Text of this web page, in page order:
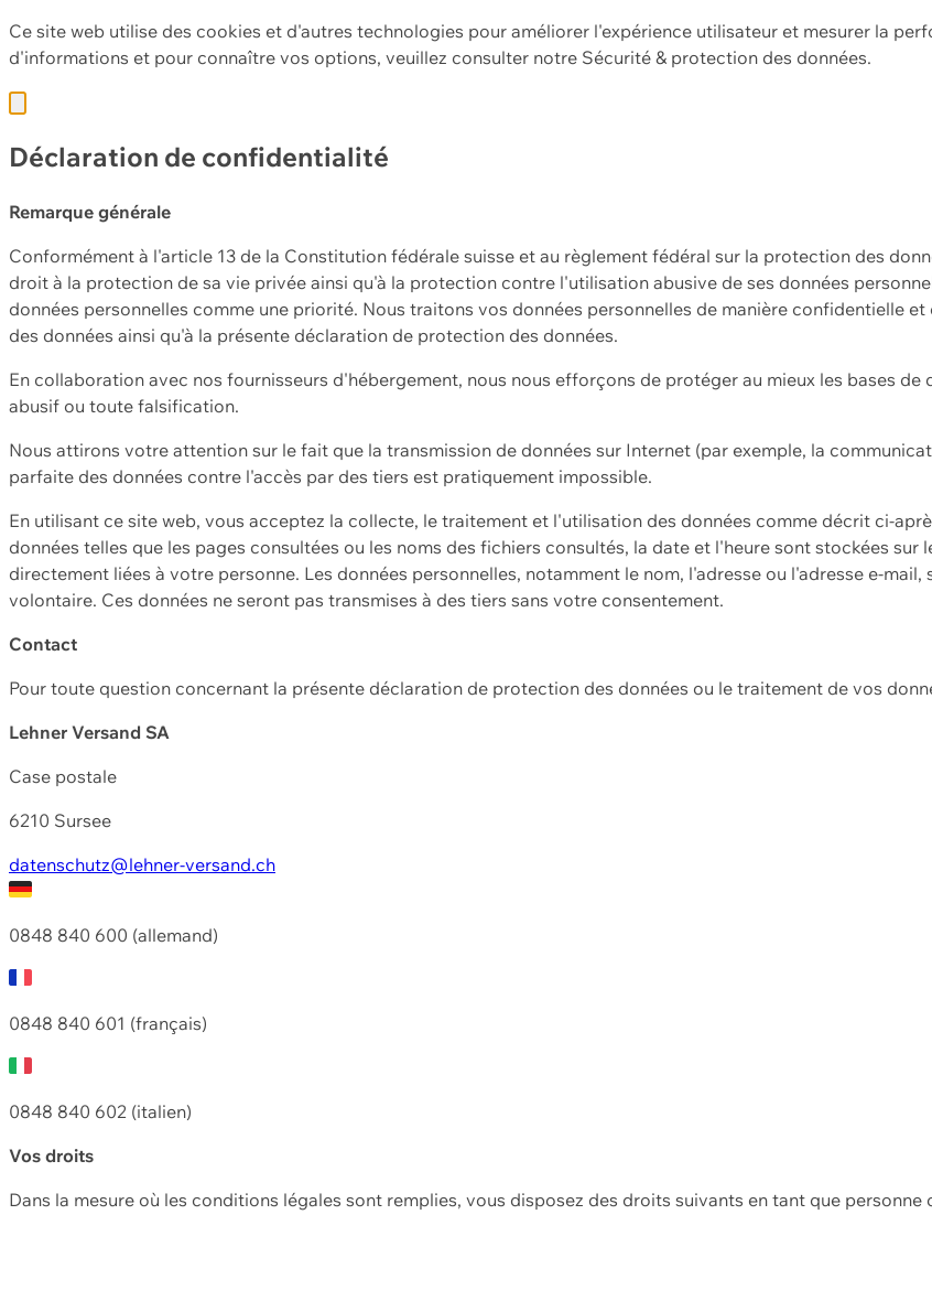
Ce site web utilise des cookies et d'autres technologies pour améliorer l'expérience utilisateur et mesurer la
d'informations et pour connaître vos options, veuillez consulter notre Sécurité & protection des données.
Déclaration de confidentialité
Remarque générale
Conformément à l'article 13 de la Constitution fédérale suisse et au règlement fédéral sur la protection des
droit à la protection de sa vie privée ainsi qu'à la protection contre l'utilisation abusive de ses données
données personnelles comme une priorité. Nous traitons vos données personnelles de manière confidentielle
des données ainsi qu'à la présente déclaration de protection des données.
En collaboration avec nos fournisseurs d'hébergement, nous nous efforçons de protéger au mieux les bases
abusif ou toute falsification.
Nous attirons votre attention sur le fait que la transmission de données sur Internet (par exemple, la
parfaite des données contre l'accès par des tiers est pratiquement impossible.
En utilisant ce site web, vous acceptez la collecte, le traitement et l'utilisation des données comme décrit ci-
données telles que les pages consultées ou les noms des fichiers consultés, la date et l'heure sont stockées
directement liées à votre personne. Les données personnelles, notamment le nom, l'adresse ou l'adresse e-
volontaire. Ces données ne seront pas transmises à des tiers sans votre consentement.
Contact
Pour toute question concernant la présente déclaration de protection des données ou le traitement de vos
Lehner Versand SA
Case postale
6210 Sursee
datenschutz@lehner-versand.ch
0848 840 600 (allemand)
0848 840 601 (français)
0848 840 602 (italien)
Vos droits
Dans la mesure où les conditions légales sont remplies, vous disposez des droits suivants en tant que